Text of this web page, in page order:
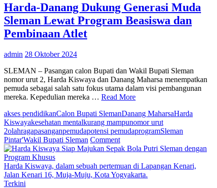
Visi
Harda-Danang Dukung Generasi Muda
Sleman Lewat Program Beasiswa dan
Pembinaan Atlet
admin 28 Oktober 2024
SLEMAN – Pasangan calon Bupati dan Wakil Bupati Sleman
nomor urut 2, Harda Kiswaya dan Danang Maharsa menempatkan
pemuda sebagai salah satu fokus utama dalam visi pembangunan
mereka. Kepedulian mereka … Read More
akses pendidikanCalon Bupati SlemanDanang MaharsaHarda
Kiswayakesehatan mentalkurang mampunomor urut
2olahragapasanganpemudapotensi pemudaprogramSleman
Pintar'Wakil Bupati Sleman Commenton
Harda-
Dukung
Generasi
Harda Kiswaya, dalam sebuah pertemuan di Lapangan Kenari,
Jalan Kenari 16, Muja-Muju, Kota Yogyakarta.
Terkini